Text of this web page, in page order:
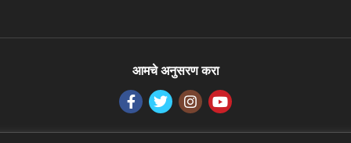
आमचे अनुसरण करा